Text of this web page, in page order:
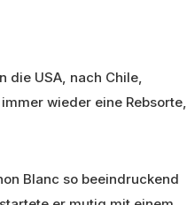
die USA, nach Chile,
wieder eine Rebsorte,
Blanc so beeindruckend